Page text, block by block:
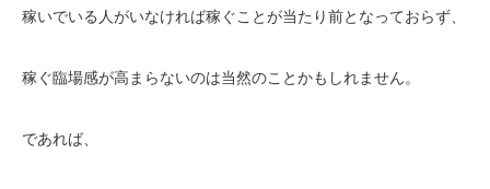
稼いでいる人がいなければ稼ぐことが当たり前となっておらず、
稼ぐ臨場感が高まらないのは当然のことかもしれません。
であれば、